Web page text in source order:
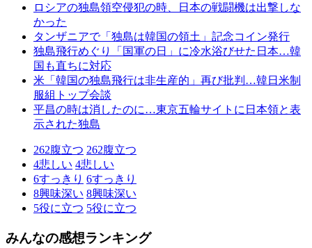
ロシアの独島領空侵犯の時、日本の戦闘機は出撃しな
かった
タンザニアで「独島は韓国の領土」記念コイン発行
独島飛行めぐり「国軍の日」に冷水浴びせた日本…韓
国も直ちに対応
米「韓国の独島飛行は非生産的」再び批判…韓日米制
服組トップ会談
平昌の時は消したのに…東京五輪サイトに日本領と表
示された独島
262腹立つ 262腹立つ
4悲しい 4悲しい
6すっきり 6すっきり
8興味深い 8興味深い
5役に立つ 5役に立つ
みんなの感想ランキング